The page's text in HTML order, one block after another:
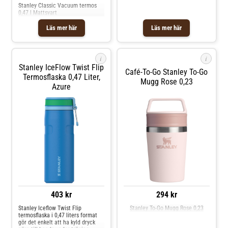
Läs mer här
Stanley Classic Vacuum termos
0,47 l Mattsvart
Läs mer här
är skapad för att delas – på tur,
till brunch eller som en pålitlig del
av morgonrutinen – och
detaljer i ett och samma format.
lösning som levererar smak och
komfort, oavsett var koppen
avnjuts.
i
Stanley IceFlow Twist Flip
Termosflaska 0,47 Liter,
Azure
403 kr
Stanley Iceflow Twist Flip
termosflaska i 0,47 liters format
gör det enkelt att ha kyld dryck
i
Café-To-Go Stanley To-Go
Mugg Rose 0,23
294 kr
Stanley To-Go Mugg Rose 0,23